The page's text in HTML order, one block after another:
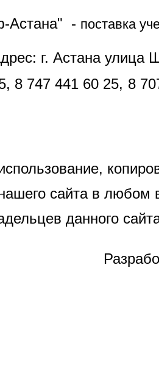
Астана" - поставка
г. Астана
8 747 441 60 25, 8
сайта в любом
данного